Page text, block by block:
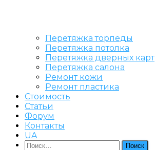
Перетяжка торпеды
Перетяжка потолка
Перетяжка дверных карт
Перетяжка салона
Ремонт кожи
Ремонт пластика
Стоимость
Статьи
Форум
Контакты
UA
Найти: